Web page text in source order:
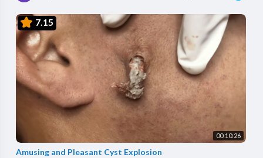
7.15
00:10:26
Amusing and Pleasant Cyst Explosion